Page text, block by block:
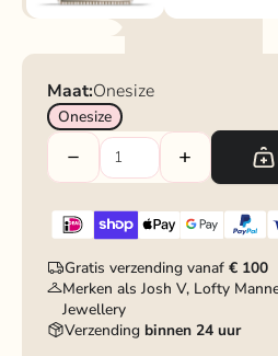
Maat:Onesize
Onesize
Gratis verzending vanaf€ 100
Merken als Josh V, Lofty
Jewellery
Verzendingbinnen 24 uur